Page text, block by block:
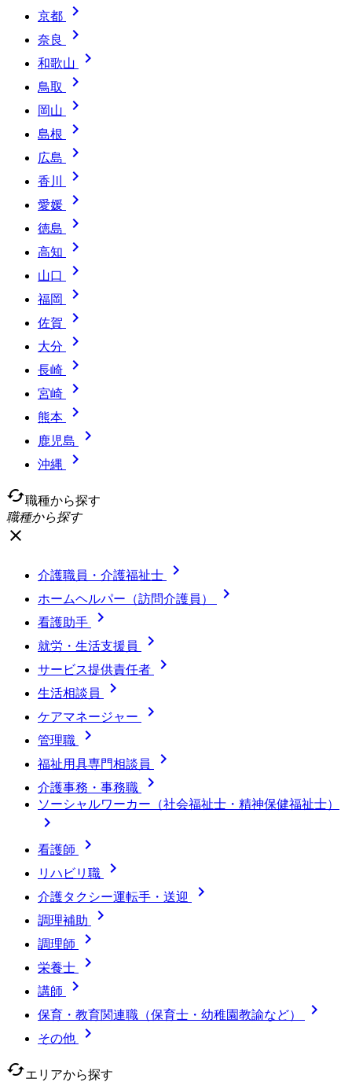
京都 
奈良 
和歌山 
鳥取 
岡山 
島根 
広島 
香川 
愛媛 
徳島 
高知 
山口 
福岡 
佐賀 
大分 
長崎 
宮崎 
熊本 
鹿児島 
沖縄

cached職種から探す
職種から探す
close
介護職員・介護福祉士 
ホームヘルパー（訪問介護員） 
看護助手 
就労・生活支援員 
サービス提供責任者 
生活相談員 
ケアマネージャー 
管理職 
福祉用具専門相談員 
介護事務・事務職 
ソーシャルワーカー（社会福祉士・精神保健福祉士）

看護師 
リハビリ職 
介護タクシー運転手・送迎 
調理補助 
調理師 
栄養士 
講師 
保育・教育関連職（保育士・幼稚園教諭など） 
その他

cachedエリアから探す